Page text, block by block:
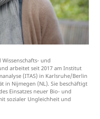
und
arbeitet seit 2017 am Institut
(ITAS) in Karlsruhe/Berlin
in Nijmegen (NL). Sie beschäftigt
Einsatzes neuer Bio- und
sozialer Ungleichheit und